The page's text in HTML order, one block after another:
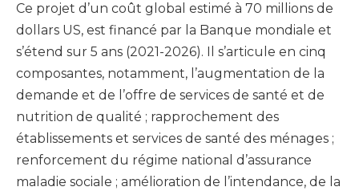
Ce projet d’un coût global estimé à 70 millions de
dollars US, est financé par la Banque mondiale et
s’étend sur 5 ans (2021-2026). Il s’articule en cinq
composantes, notamment, l’augmentation de la
demande et de l’offre de services de santé et de
nutrition de qualité ; rapprochement des
établissements et services de santé des ménages ;
renforcement du régime national d’assurance
maladie sociale ; amélioration de l’intendance, de la